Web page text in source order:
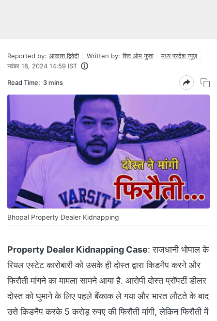
Reported by: आकाश द्विवेदी Written by: शिव ओम गुप्ता
मध्य प्रदेश न्यूज़
नवंबर 18, 2024 14:59 IST
Read Time: 3 mins
Bhopal Property Dealer Kidnapping
Property Dealer Kidnapping Case: राजधानी भोपाल के
रियल एस्टेट कारोबारी को उसके ही दोस्त द्वारा किडनैप करने और
फिरौती मांगने का मामला सामने आया है. आरोपी दोस्त प्रॉपर्टी डीलर
दोस्त को घुमाने के लिए पहले बैंकाक ले गया और भारत लौटते के बाद
उसे किडनैप करके 5 करोड़ रुपए की फिरौती मांंगी, लेकिन फिरौती में